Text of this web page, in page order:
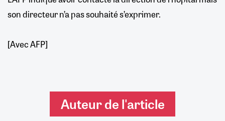
son directeur n’a pas souhaité s’exprimer.
[Avec AFP]
Auteur de l'article